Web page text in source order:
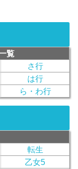
覧
さ行
は行
ら・わ行
転生
乙女5